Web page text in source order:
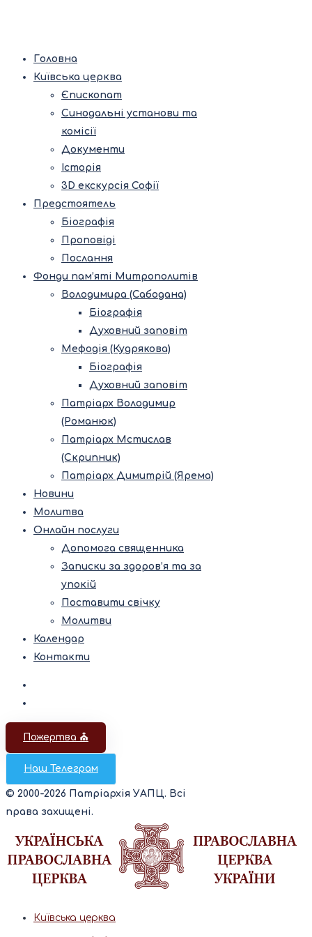
Головна
Київська церква
Єпископат
Синодальні установи та
комісії
Документи
Історія
3D екскурсія Софії
Предстоятель
Біографія
Проповіді
Послання
Фонди пам’яті Митрополитів
Володимира (Сабодана)
Біографія
Духовний заповіт
Мефодія (Кудрякова)
Біографія
Духовний заповіт
Патріарх Володимир
(Романюк)
Патріарх Мстислав
(Скрипник)
Патріарх Димитрій (Ярема)
Новини
Молитва
Онлайн послуги
Допомога священника
Записки за здоров’я та за
упокій
Поставити свічку
Молитви
Календар
Контакти
Пожертва ⛪️
Наш Телеграм
© 2000-2026 Патріархія УАПЦ. Всі
права захищені.
Київська церква